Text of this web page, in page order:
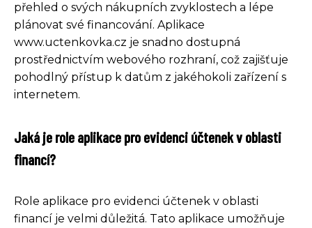
přehled o svých nákupních zvyklostech a lépe
plánovat své financování. Aplikace
www.uctenkovka.cz je snadno dostupná
prostřednictvím webového rozhraní, což zajišťuje
pohodlný přístup k datům z jakéhokoli zařízení s
internetem.
Jaká je role aplikace pro evidenci účtenek v oblasti
financí?
Role aplikace pro evidenci účtenek v oblasti
financí je velmi důležitá. Tato aplikace umožňuje